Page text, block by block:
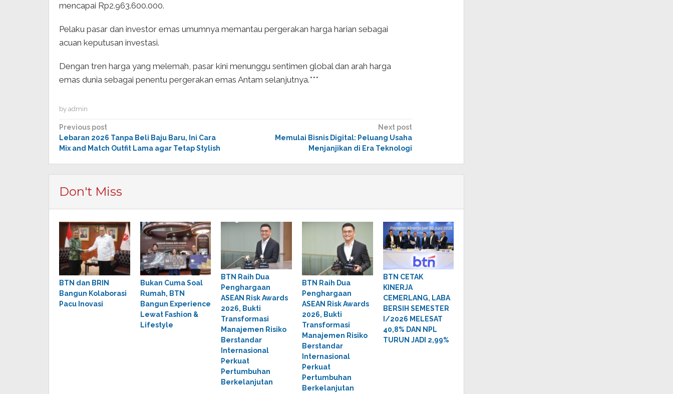
mencapai Rp2.963.600.000.
Pelaku pasar dan investor emas umumnya memantau pergerakan harga harian sebagai
acuan keputusan investasi.
Dengan tren harga yang melemah, pasar kini menunggu sentimen global dan arah harga
emas dunia sebagai penentu pergerakan emas Antam selanjutnya.***
by admin
Post
navigation
Previous post
Lebaran 2026 Tanpa Beli Baju Baru, Ini Cara
Mix and Match Outfit Lama agar Tetap Stylish
Next post
Memulai Bisnis Digital: Peluang Usaha
Menjanjikan di Era Teknologi
Don't Miss
BTN dan BRIN
Bangun Kolaborasi
Pacu Inovasi
Bukan Cuma Soal
Rumah, BTN
Bangun Experience
Lewat Fashion &
Lifestyle
BTN Raih Dua
Penghargaan
ASEAN Risk Awards
2026, Bukti
Transformasi
Manajemen Risiko
Berstandar
Internasional
Perkuat
Pertumbuhan
Berkelanjutan
BTN Raih Dua
Penghargaan
ASEAN Risk Awards
2026, Bukti
Transformasi
Manajemen Risiko
Berstandar
Internasional
Perkuat
Pertumbuhan
Berkelanjutan
BTN CETAK
KINERJA
CEMERLANG, LABA
BERSIH SEMESTER
I/2026 MELESAT
40,8% DAN NPL
TURUN JADI 2,99%